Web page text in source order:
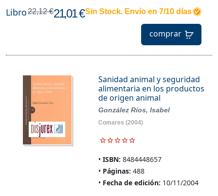
Libro22,12 €21,01 €Sin Stock. Envío en 7/10 días
comprar
Sanidad animal y seguridad
alimentaria en los productos
de origen animal
González Ríos, Isabel
Comares (2004)
ISBN: 8484448657
Páginas: 488
Fecha de edición: 10/11/2004